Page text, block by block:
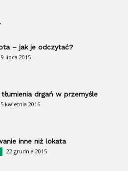
– jak je odczytać?
lipca 2015
tłumienia drgań w przemyśle
kwietnia 2016
inne niż lokata
22 grudnia 2015